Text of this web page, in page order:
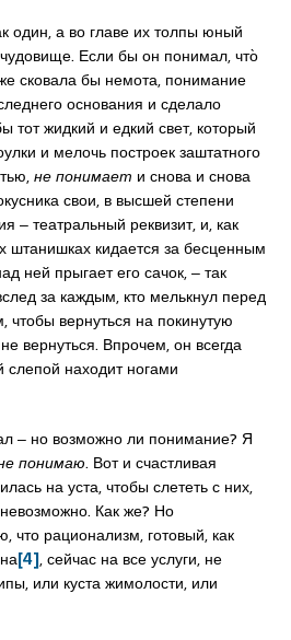
один, а во главе их толпы юный
Если бы он понимал, что̀
сковала бы немота, понимание
основания и сделало
жидкий и едкий свет, который
и мелочь построек заштатного
не понимает и снова и снова
свои, в высшей степени
‒ театральный реквизит, и, как
штанишках кидается за бесценным
ней прыгает его сачок, ‒ так
за каждым, кто мелькнул перед
чтобы вернуться на покинутую
вернуться. Впрочем, он всегда
слепой находит ногами
‒ но возможно ли понимание? Я
понимаю. Вот и счастливая
на уста, чтобы слететь с них,
Как же? Но
что рационализм, готовый, как
[4], сейчас на все услуги, не
или куста жимолости, или